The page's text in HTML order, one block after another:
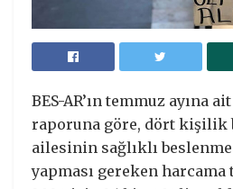
BES-AR’ın temmuz ayına
raporuna göre, dört kişilik
ailesinin sağlıklı
yapması gereken harcama